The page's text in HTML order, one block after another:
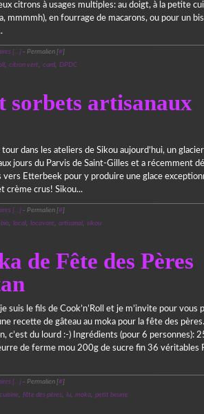
citrons à usages multiples: au doigt, à la petite cuill
mmmmh), en fourrage de macarons, ou pour un
[…]- Permalien [#]
, citron vert, curd, DPDC
sorbets artisanaux
dans les ateliers de Sikou aujourd’hui, un glacier
jours du Parvis de Saint-Gilles et a récemment
vers Etterbeek pour y produire une glace
crème crus! Sikou...
[…]- Permalien [#]
bio, local, locavore, artisanal, sikou
de Fête des Pères
suis le fils de Cook’n’Roll et je m’invite pour vous
recette de gâteau au moka pour la fête des pères.
c’est du lourd :-) Ingrédients (pour 6 personnes):
de ferme mou 200g de sucre fin 36 véritables
[…]- Permalien [#]
cuisine, fête des pères, lu, moka, petit beurre